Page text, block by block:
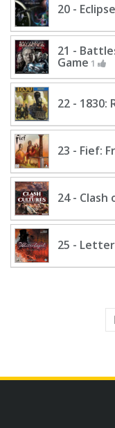
20 -
21 -
Game 1
22 - 1830:
23 - Fief:
24 -
25 -